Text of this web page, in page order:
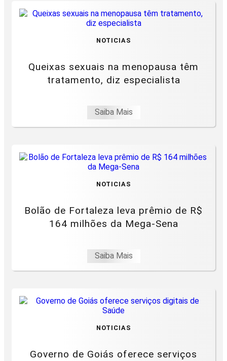
NOTICIAS
Queixas sexuais na menopausa têm
tratamento, diz especialista
Saiba Mais
NOTICIAS
Bolão de Fortaleza leva prêmio de R$
164 milhões da Mega-Sena
Saiba Mais
NOTICIAS
Governo de Goiás oferece serviços